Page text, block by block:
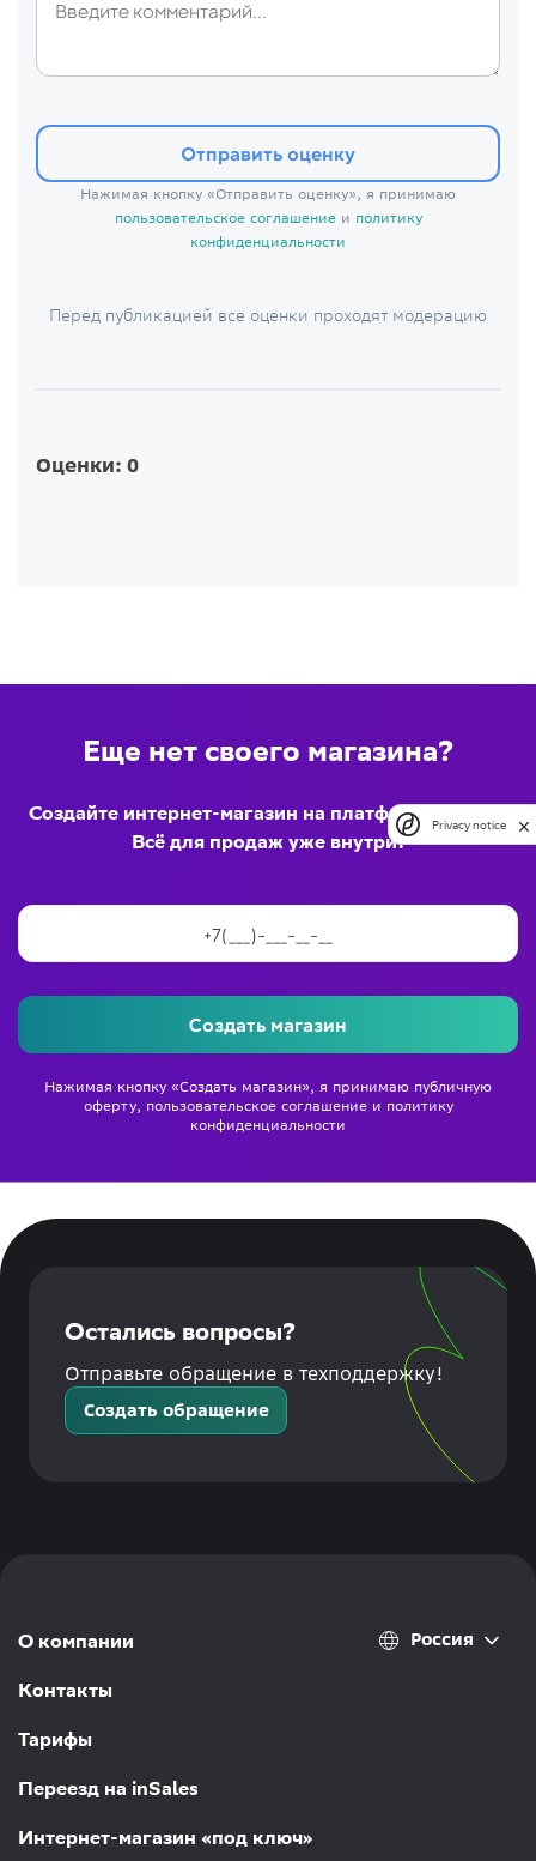
Отправить оценку
Нажимая кнопку «Отправить оценку», я принимаю
пользовательское соглашениеи политику
конфиденциальности
Перед публикацией все оценки проходят модерацию
Оценки: 0
Еще нет своего магазина?
Создайте интернет-магазин на платформе inSales
Всё для продаж уже внутри!
Создать магазин
Нажимая кнопку «Создать магазин», я принимаю публичную
оферту, пользовательское соглашениеи политику
конфиденциальности
Остались вопросы?
Отправьте обращение в техподдержку!
Создать обращение
О компании
Контакты
Тарифы
Переезд на inSales
Интернет-магазин «под ключ»
Россия
Privacy notice